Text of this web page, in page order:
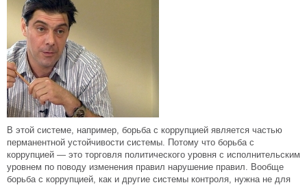
В этой системе, например, борьба с коррупцией является частью
перманентной устойчивости системы. Потому что борьба с
коррупцией — это торговля политического уровня с исполнительским
уровнем по поводу изменения правил нарушение правил. Вообще
борьба с коррупцией, как и другие системы контроля, нужна не для